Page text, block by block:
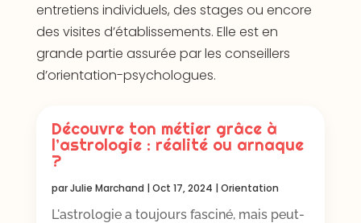
entretiens individuels, des stages ou encore
des visites d’établissements. Elle est en
grande partie assurée par les conseillers
d’orientation-psychologues.
Découvre ton métier grâce à
l’astrologie : réalité ou arnaque
?
parJulie Marchand | Oct 17, 2024 | Orientation
L'astrologie a toujours fasciné, mais peut-